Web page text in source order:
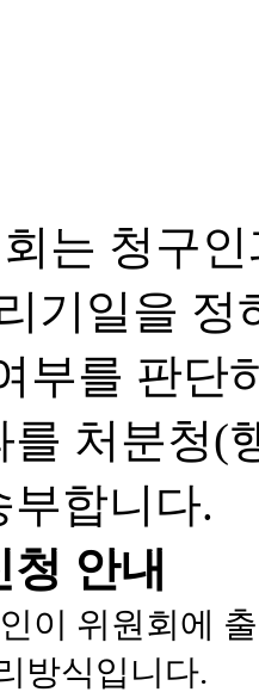
는 청구
기일을 정
부를 판단
를 처분청(
부합니다.
안내
이 위원회에
방식입니다.